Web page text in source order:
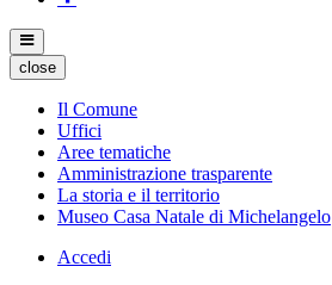
close
Il Comune
Uffici
Aree tematiche
Amministrazione trasparente
La storia e il territorio
Museo Casa Natale di Michelangelo
Accedi